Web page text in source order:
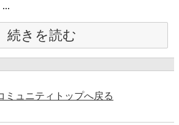
続きを読む
ミュニティトップへ戻る